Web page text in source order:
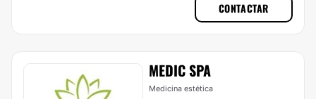
CONTACTAR
MEDIC SPA
Medicina estética